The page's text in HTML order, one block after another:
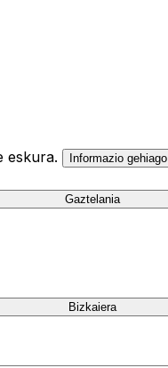
eskura. Informazio gehiago
Gaztelania
Bizkaiera